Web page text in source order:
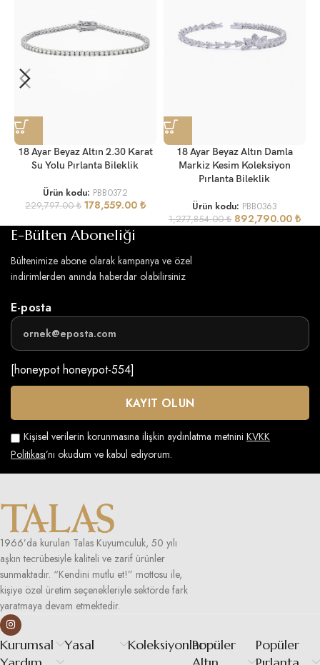
18 Ayar Beyaz Altın 2.30 Karat
Su Yolu Pırlanta Bileklik
Ürün kodu: PBB0372
229,797.00₺ 178,559.00 ₺
18 Ayar Beyaz Altın Damla
Markiz Kesim Koleksiyon
Pırlanta Bileklik
Ürün kodu: PBB0363
1,277,854.00₺ 892,790.00 ₺
E-Bülten Aboneliği
Bültenimize abone olarak kampanya ve özel
indirimlerden anında haberdar olabilirsiniz
E-posta
[honeypot honeypot-554]
Kişisel verilerin korunmasına ilişkin aydınlatma metnini KVKK
Politikası’nı okudum ve kabul ediyorum.
1966’da kurulan Talas Kuyumculuk, 50 yılı
aşkın tecrübesiyle kaliteli ve zarif ürünler
sunmaktadır. “Kendini mutlu et!” mottosu ile,
kişiye özel üretim seçenekleriyle sektörde fark
yaratmaya devam etmektedir.
Kurumsal
Yasal KoleksiyonlarPopüler
Popüler